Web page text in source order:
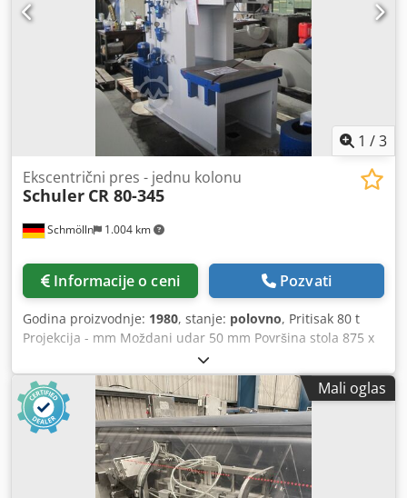
1 /3
Schmölln 1.004 km
Ekscentrični pres - jednu kolonu
Schuler CR 80-345
Informacije o ceni Pozvati
Godina proizvodnje: 1980, stanje: polovno, Pritisak 80 t
Projekcija - mm Moždani udar 50 mm Površina stola 875 x
695 mm Područje otpušača 350 x 355 mm Podešavanje
otpušivača 71 mm Stopa moždanog udara 30 - 90
udaraca/min Širina postonda 450 mm Težina mašine oko
6,2 t Space requirement approx. 2.0 × 2.1 × 3.2 m Visina
instalacije (potez na dnu, podešavanje rama na vrhu) 480
mm Dodatne informacije: - mašina je trenutno podvrgnuta
delimičnom remontu Crodpfx Aiodlcy Hjdjf - Mašina je
novo opremljena sledećim komponentama: * Odvojeni
Mali oglas